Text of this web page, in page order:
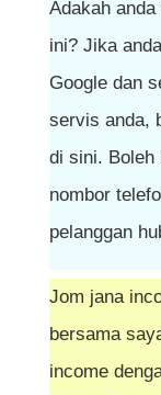
Adakah
ini? Jika
Google dan
servis anda,
di sini. Boleh
nombor
pelanggan
Jom jana
bersama
income